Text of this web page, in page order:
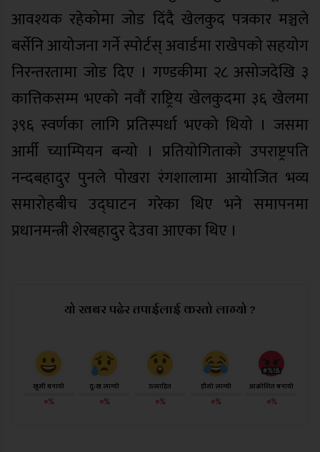
आवश्यक रहेकोमा जोड दिंदै खेलकुद पत्रकार मञ्चले
बर्सेनि आयोजना गर्ने स्पोर्टस् अवार्डमा राखेपको सहयोग
निरन्तरतामा जोड दिए । गण्डकीमा २८ असोजदेखि ३
कात्तिकसम्म भएको नवौं राष्ट्रिय खेलकुदमा ३६ खेलमा
३९६ स्वर्णका लागि प्रतिस्पर्धा भएको थियो । जसमा
आर्मी च्याम्पियन बन्यो । प्रतियोगिताको उपराष्ट्रपति
नन्दबहादुर पुनले पोखरा रंगशालामा आयोजित भव्य
समारोहबीच उद्घाटन गरेका थिए भने समापनमा
प्रधानमन्त्री शेरबहादुर देउवा आएका थिए ।
यो खबर पढेर तपाईलाई कस्तो लाग्यो ?
खुसी बनायो
०%
दु:ख लाग्यो
०%
उत्साहित
०%
हाँसो लाग्यो
०%
आक्रोशित बनायो
०%